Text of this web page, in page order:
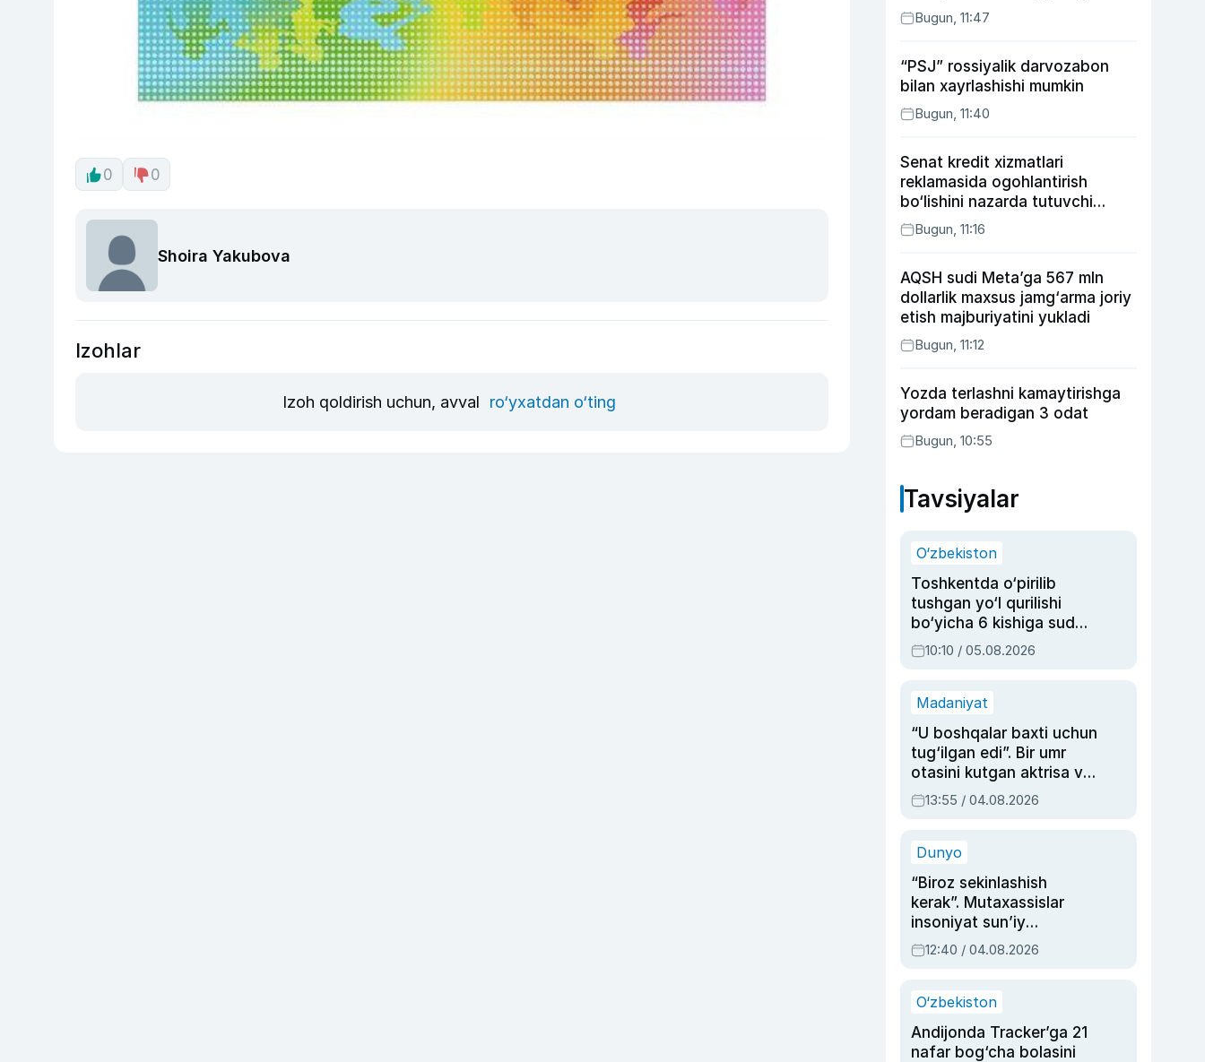
0 0
Shoira Yakubova
Izohlar
Izoh qoldirish uchun, avval ro‘yxatdan o‘ting
tartibini taklif qildi
Bugun, 11:47
“PSJ” rossiyalik darvozabon
bilan xayrlashishi mumkin
Bugun, 11:40
Senat kredit xizmatlari
reklamasida ogohlantirish
bo‘lishini nazarda tutuvchi
qonunni ma’qulladi
Bugun, 11:16
AQSH sudi Meta’ga 567 mln
dollarlik maxsus jamg‘arma joriy
etish majburiyatini yukladi
Bugun, 11:12
Yozda terlashni kamaytirishga
yordam beradigan 3 odat
Bugun, 10:55
Tavsiyalar
O‘zbekiston
Toshkentda o‘pirilib
tushgan yo‘l qurilishi
bo‘yicha 6 kishiga sud
hukmi o‘qildi
10:10 / 05.08.2026
Madaniyat
“U boshqalar baxti uchun
tug‘ilgan edi”. Bir umr
otasini kutgan aktrisa va
dublyaj ustasi Rimma
Ahmedovaning
13:55 / 04.08.2026
Dunyo
“Biroz sekinlashish
kerak”. Mutaxassislar
insoniyat sun’iy
intellektni boshqara
olmay qolishidan xavotir
12:40 / 04.08.2026
O‘zbekiston
Andijonda Tracker’ga 21
nafar bog‘cha bolasini